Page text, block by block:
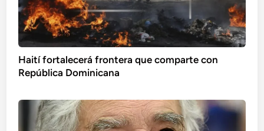
Haití fortalecerá frontera que comparte con
República Dominicana